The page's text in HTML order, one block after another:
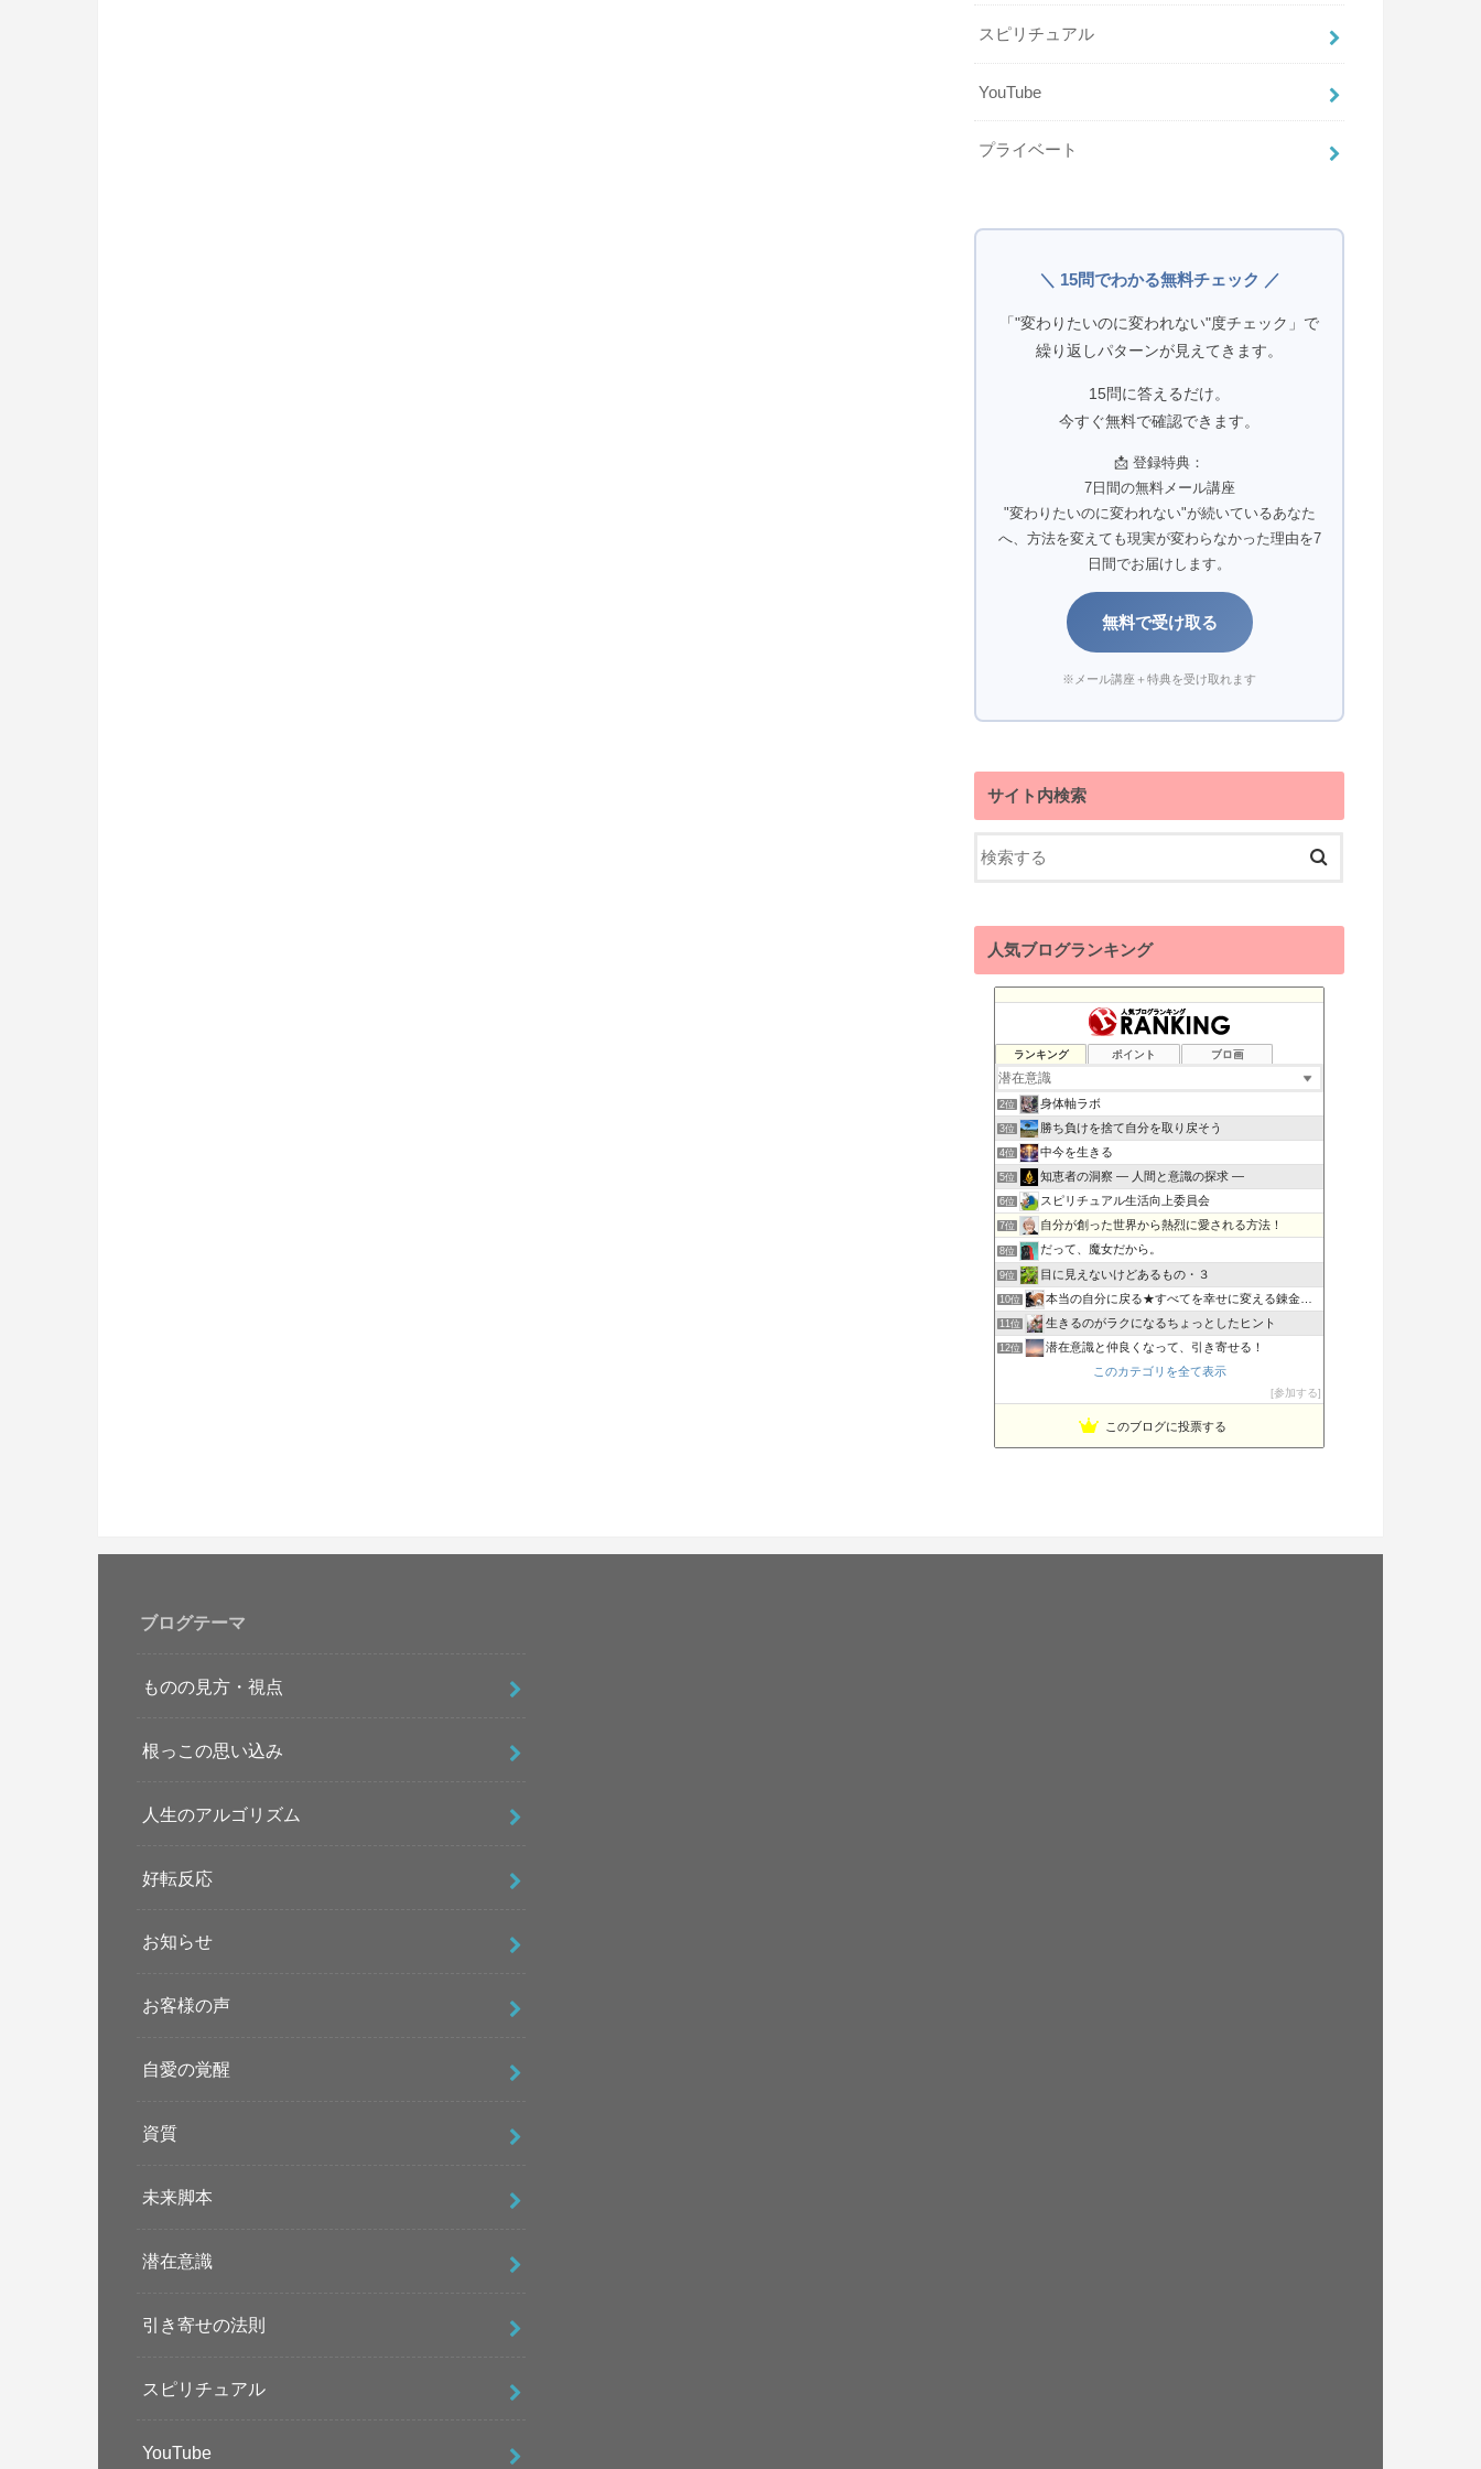
スピリチュアル
YouTube
プライベート
＼ 15問でわかる無料チェック ／
「"変わりたいのに変われない"度チェック」で
繰り返しパターンが見えてきます。
15問に答えるだけ。
今すぐ無料で確認できます。
📩 登録特典：
7日間の無料メール講座
"変わりたいのに変われない"が続いているあなた
へ、方法を変えても現実が変わらなかった理由を7
日間でお届けします。
無料で受け取る
※メール講座＋特典を受け取れます
サイト内検索
人気ブログランキング
ランキング ポイント ブロ画
1位 マトメフミ 〜 一輪の「九の魔方陣・老子の道と徳」の花が咲く
2位 身体軸ラボ
3位 勝ち負けを捨て自分を取り戻そう
4位 中今を生きる
5位 知恵者の洞察 ― 人間と意識の探求 ―
6位 スピリチュアル生活向上委員会
7位 自分が創った世界から熱烈に愛される方法！
8位 だって、魔女だから。
9位 目に見えないけどあるもの・３
10位 本当の自分に戻る★すべてを幸せに変える錬金術★
11位 生きるのがラクになるちょっとしたヒント
12位 潜在意識と仲良くなって、引き寄せる！
父なる母なる神〜本物の神と出会える場所〜
意識の旅研究所 銀河教室
このカテゴリを全て表示
参加する
このブログに投票する
ブログテーマ
ものの見方・視点
根っこの思い込み
人生のアルゴリズム
好転反応
お知らせ
お客様の声
自愛の覚醒
資質
未来脚本
潜在意識
引き寄せの法則
スピリチュアル
YouTube